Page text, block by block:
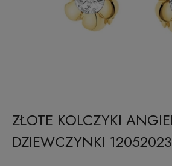
ZŁOTE KOLCZYKI
DZIEWCZYNKI